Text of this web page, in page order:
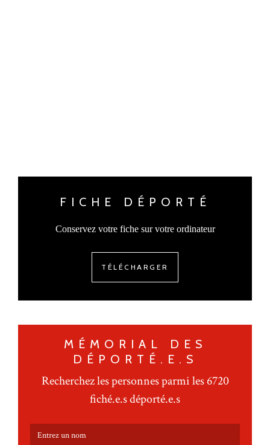
FICHE DÉPORTÉ
Conservez votre fiche sur votre ordinateur
TÉLÉCHARGER
MÉMORIAL DES
DÉPORTÉ.E.S
Recherchez les personnes parmi les 6720
fiché.e.s déporté.e.s